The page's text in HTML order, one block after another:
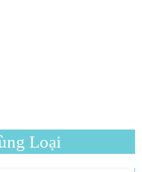
Loại